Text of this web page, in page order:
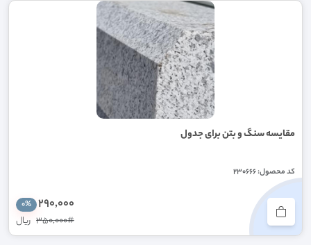
مقایسه سنگ و بتن برای جدول
کد محصول: 230666
290,000
0%
350,000# ریال